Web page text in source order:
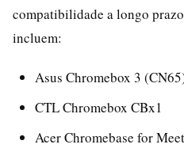
compatibilidade a longo
incluem:
Asus Chromebox 3
CTL Chromebox CBx1
Acer Chromebase for